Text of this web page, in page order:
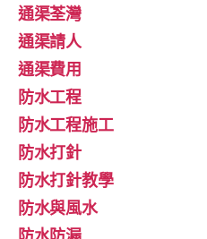
通渠荃灣
通渠請人
通渠費用
防水工程
防水工程施工
防水打針
防水打針教學
防水與風水